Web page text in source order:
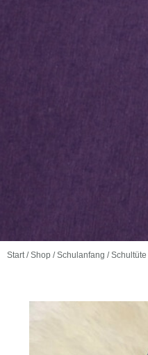
Start /Shop /Schulanfang /Schultüte